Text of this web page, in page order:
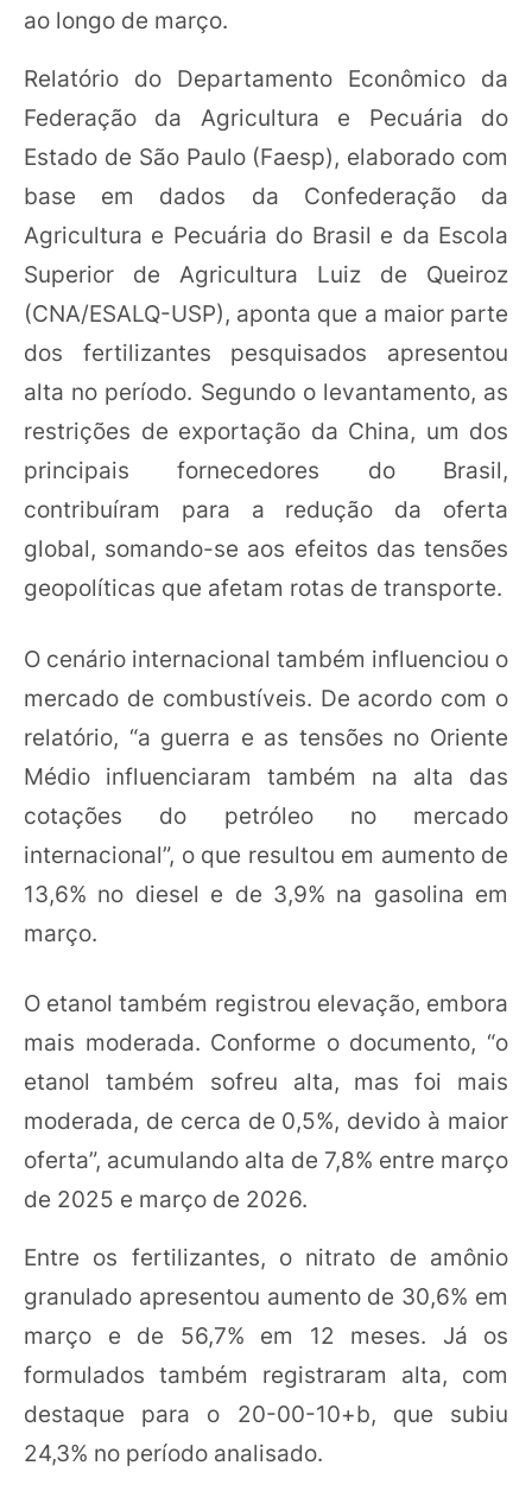
ao longo de março.
Relatório do Departamento Econômico da
Federação da Agricultura e Pecuária do
Estado de São Paulo (Faesp), elaborado com
base em dados da Confederação da
Agricultura e Pecuária do Brasil e da Escola
Superior de Agricultura Luiz de Queiroz
(CNA/ESALQ-USP), aponta que a maior parte
dos fertilizantes pesquisados apresentou
alta no período. Segundo o levantamento, as
restrições de exportação da China, um dos
principais fornecedores do Brasil,
contribuíram para a redução da oferta
global, somando-se aos efeitos das tensões
geopolíticas que afetam rotas de transporte.
O cenário internacional também influenciou o
mercado de combustíveis. De acordo com o
relatório, “a guerra e as tensões no Oriente
Médio influenciaram também na alta das
cotações do petróleo no mercado
internacional”, o que resultou em aumento de
13,6% no diesel e de 3,9% na gasolina em
março.
O etanol também registrou elevação, embora
mais moderada. Conforme o documento, “o
etanol também sofreu alta, mas foi mais
moderada, de cerca de 0,5%, devido à maior
oferta”, acumulando alta de 7,8% entre março
de 2025 e março de 2026.
Entre os fertilizantes, o nitrato de amônio
granulado apresentou aumento de 30,6% em
março e de 56,7% em 12 meses. Já os
formulados também registraram alta, com
destaque para o 20-00-10+b, que subiu
24,3% no período analisado.